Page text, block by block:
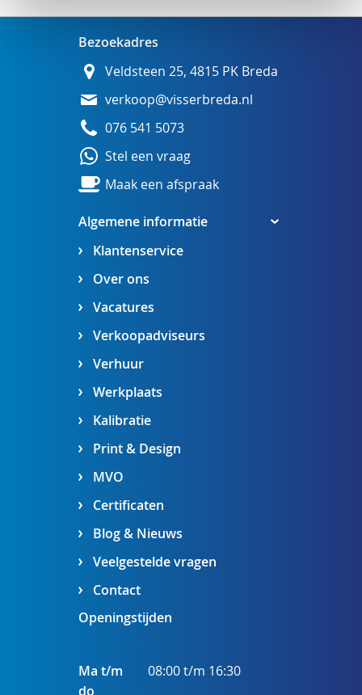
Algemene informatie
Klantenservice
Over ons
Vacatures
Verkoopadviseurs
Verhuur
Werkplaats
Kalibratie
Print & Design
MVO
Certificaten
Blog & Nieuws
Veelgestelde vragen
Contact
Bezoekadres
Veldsteen 25, 4815 PK Breda
verkoop@visserbreda.nl
076 541 5073
Stel een vraag
Maak een afspraak
Openingstijden
Ma t/m
do
08:00 t/m 16:30